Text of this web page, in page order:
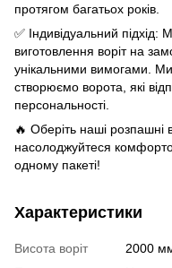
протягом багатьох років.
✅ Індивідуальний
виготовлення воріт на
унікальними вимогами.
створюємо ворота, які
персональності.
🔥 Оберіть наші
насолоджуйтеся
одному пакеті!
Характеристики
Висота воріт
2000